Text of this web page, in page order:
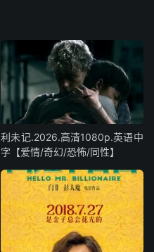
利未记.2026.高清1080p.英语中
字【爱情/奇幻/恐怖/同性】